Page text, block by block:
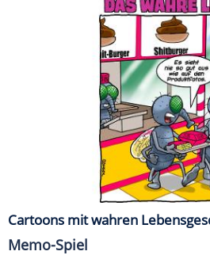
Cartoons mit wahren
Memo-Spiel